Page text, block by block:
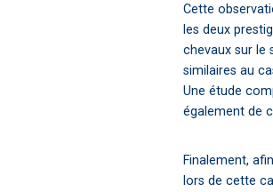
Cette
les deux
chevaux sur le
similaires au
Une étude
également de
Finalement,
lors de cette